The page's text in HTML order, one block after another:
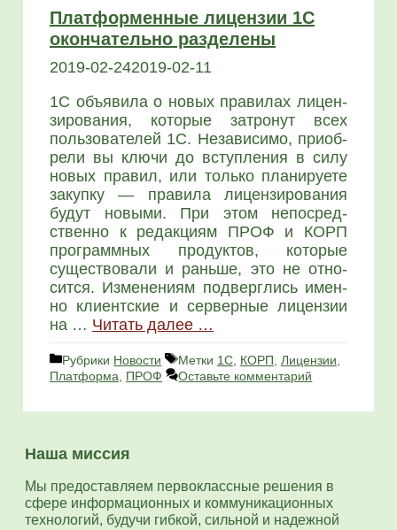
Платформенные лицензии 1C
окончательно разделены
2019-02-242019-02-11
1C объ­яви­ла о новых пра­ви­лах лицен­
зи­ро­ва­ния, кото­рые затро­нут всех
поль­зо­ва­те­лей 1С. Неза­ви­си­мо, при­об­
ре­ли вы клю­чи до вступ­ле­ния в силу
новых пра­вил, или толь­ко пла­ни­ру­е­те
закуп­ку — пра­ви­ла лицен­зи­ро­ва­ния
будут новы­ми. При этом непо­сред­
ствен­но к редак­ци­ям ПРОФ и КОРП
про­грамм­ных про­дук­тов, кото­рые
суще­ство­ва­ли и рань­ше, это не отно­
сит­ся. Изме­не­ни­ям под­верг­лись имен­
но кли­ент­ские и сер­вер­ные лицен­зии
на … Читать далее …
Рубрики Новости Метки 1С, КОРП, Лицензии,
Платформа, ПРОФ Оставьте комментарий
Наша миссия
Мы предоставляем первоклассные решения в
сфере информационных и коммуникационных
технологий, будучи гибкой, сильной и надежной